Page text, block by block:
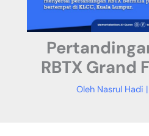
RBTX Grand
Oleh Nasrul Hadi |